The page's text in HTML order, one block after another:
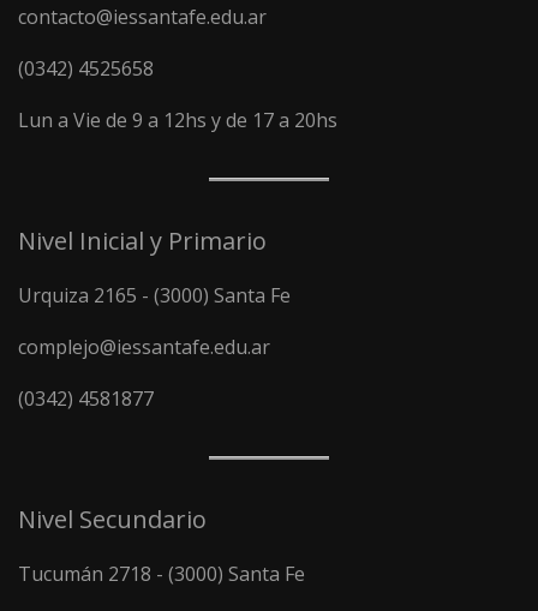
contacto@iessantafe.edu.ar
(0342) 4525658
Lun a Vie de 9 a 12hs y de 17 a 20hs
Nivel Inicial y Primario
Urquiza 2165 - (3000) Santa Fe
complejo@iessantafe.edu.ar
(0342) 4581877
Nivel Secundario
Tucumán 2718 - (3000) Santa Fe